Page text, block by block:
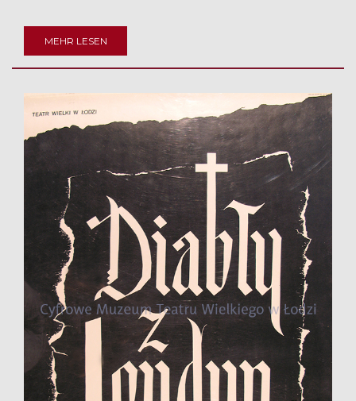
MEHR LESEN